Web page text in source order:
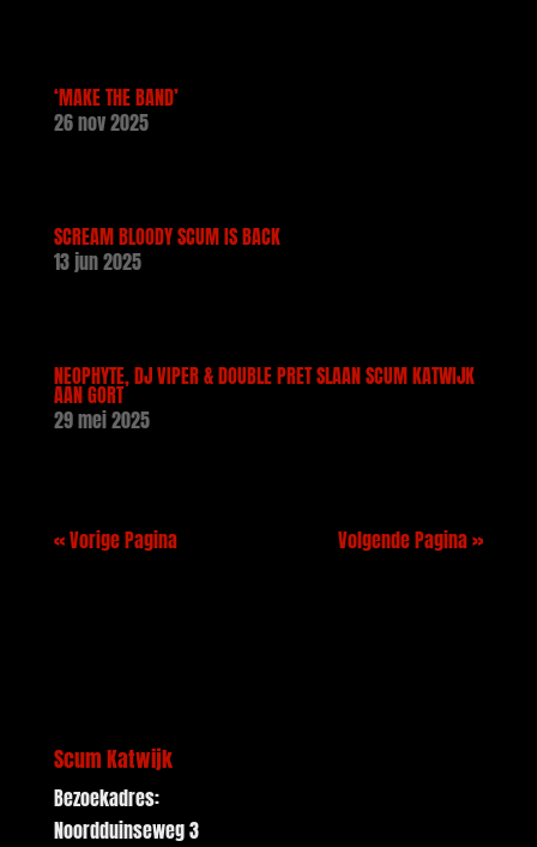
‘MAKE THE BAND’
26 nov 2025
SCREAM BLOODY SCUM IS BACK
13 jun 2025
NEOPHYTE, DJ VIPER & DOUBLE PRET SLAAN SCUM KATWIJK
AAN GORT
29 mei 2025
« Vorige Pagina Volgende Pagina »
Scum Katwijk
Bezoekadres:
Noordduinseweg 3